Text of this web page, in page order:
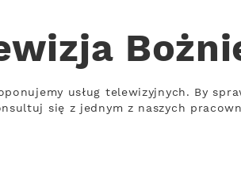
usług telewizyjnych. By
się z jednym z naszych